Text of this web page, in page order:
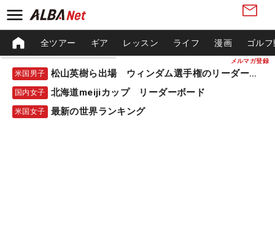
メルマガ登録
全ツアー ギア レッスン ライフ 漫画 ゴル
米国男子 松山英樹ら出場 ウィンダム選手権のリーダーボード
国内女子 北海道meijiカップ リーダーボード
米国女子 最新の世界ランキング